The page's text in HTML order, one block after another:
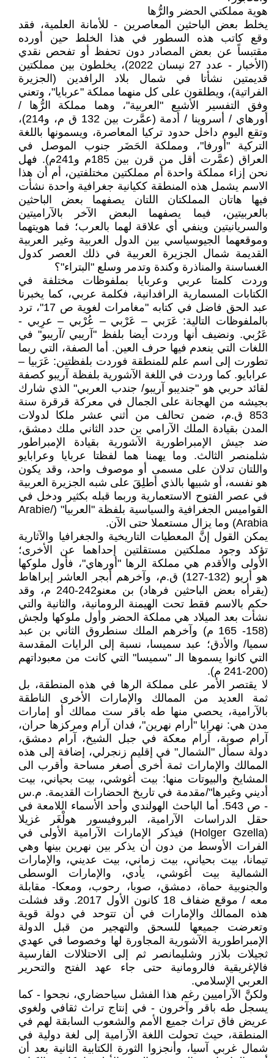
هوية مملكتي الحضر والرُّها
يخلط بعض الباحثين المعاصرين - للأمانة العلمية، فقد
وقع كاتب هذه السطور في هذا الخلط حين أورده
مقتبساً عن بعض المصادر دون تحفظ أو تفحص نقدي
(الأخبار - عدد 27 نيسان 2022)، يخلطون بين مملكتين
قديمتين نشأتا في شمال بلاد الرافدين (الجزيرة
الفراتية)، ويطلقون على كل منهما مملكة "عربايا"، وتعني
وفق التفسير الأشيع "العربية"، وهما مملكة الرُّها /
أورهاي / أسروينا / أدمة (عمَّرت بين 132 ق م، و214)،
وتقع اليوم داخل حدود تركيا المعاصرة، ويسمونها باللغة
التركية "أورفا"، ومملكة الحَضَر جنوب الموصل في
العراق (عمَّرت أقل من قرن بين 185م و241م). فهل
نحن إزاء مملكة واحدة أم مملكتين مختلفتين، أم أن هذا
الاسم يشمل هذه المنطقة ككيانية جغرافية واحدة نشأت
فيها هاتان المملكتان اللتان يصفهما بعض الباحثين
بالعربيتين، فيما يصفهما البعض الآخر بالآراميتين
والسريانيتين وينفي أي علاقة لهما بالعرب؛ فما هويتهما
وموقعهما الجيوسياسي بين الدول العربية وغير العربية
القديمة شمال الجزيرة العربية في ذلك العصر كدول
الغساسنة والمناذرة وكندة وتدمر وسلع "البتراء"؟
وردت كلمتا عربي وعربايا بملفوظات مختلفة في
الكتابات المسمارية الرافدانية، فكلمة عربي، كما يخبرنا
عبد الحق فاضل في كتابه "مغامرات لغوية ص 17"، ترد
بالملفوظات التالية: عَرَبي – عَرْبي – عُرْبي – عرِبي -
عَرُبي. ونضيف أنها وردت أيضا بلفظ "آريبي /آريبو" في
اللغات التي ينعدم فيها حرف العين. أما الصفة، التي ربما
تطورت إلى اسم علم للمنطقة فوردت بلفظتين: عَرَبيا –
عرابايو. كما وردت في اللغة الآشورية بلفظة آريبو كصفة
لقائد حربي هو "جنديبو آريبو/ جندب العربي" الذي شارك
بجيشه من الهجانة على الجمال في معركة قرقرة سنة
853 ق.م، ضمن تحالف من أثني عشر ملكا لدولات
المدن بقيادة الملك الآرامي بن حدد الثاني ملك دمشق،
ضد جيش الإمبراطورية الآشورية بقيادة الإمبراطور
شلمنصر الثالث. وما يهمنا هما لفظتا عربايا وعرابايو
واللتان تدلان على مسمى أو موصوف واحد، وقد يكون
هو نفسه، أو شبيها بالذي أطلِقَ على شبه الجزيرة العربية
في عصر الفتوح الاستعمارية وربما قبله بكثير ودخل في
القواميس الجغرافية والسياسية بلفظة "العربيا" (Arabie/
Arabia) وما يزال مستعملا حتى الآن.
يمكن القول إنَّ المعطيات التاريخية والجغرافيا والآثارية
تؤكد وجود مملكتين مستقلتين إحداهما عن الأخرى؛
الأولى والأقدم هي مملكة الرها "أورهاي"، فأول ملوكها
هو أريو (132-127) ق.م، وآخرهم أبجر العاشر إبراهاط
(يقرأه بعض الباحثين فرهاد) بن معنو242-240 م، وقد
حكم بالاسم فقط تحت الهيمنة الرومانية، والثانية والتي
نشأت بعد الميلاد هي مملكة الحضر وأول ملوكها ولجش
(158- 165 م) وآخرهم الملك سنطروق الثاني بن عبد
سميا/ والأدق؛ عبد سميسا، نسبة إلى الرايات المقدسة
التي كانوا يسموها الـ "سميسا" التي كانت من معبوداتهم
(200-241 م).
لا يقتصر الأمر على مملكة الرها في هذه المنطقة، بل
ثمة العديد من الممالك والإمارات الأخرى الناطقة
بالآرامية، يحصي منها طه باقر ست ممالك أو إمارات
مدن هي: نهرايا "أرام نهرين"، فدان آرام ومركزها حران،
آرام صوبة، آرام معكة في جبل الشيخ، آرام دمشق،
دولة سمأل "الشمال" في إقليم زنجرلي، إضافة إلى هذه
الممالك والإمارات ثمة أخرى أصغر مساحة وأقرب الى
المشايخ والبيوتات منها: بيت أغوشي، بيت بحياني، بيت
أديني وغيرها"/مقدمة في تاريخ الحضارات القديمة. م.س
- ص 543. أما الباحث الهولندي وأحد الأسماء اللامعة في
حقل الدراسات الآرامية، البروفيسور هولْغَر غزيلا
(Holger Gzella) فيذكر الإمارات الآرامية الأولى في
الفرات الأوسط من دون أن يذكر بين نهرين بينها وهي
تيمانا، بيت بحياني، بيت زماني، بيت عديني، والإمارات
الشمالية بيت أغوشي، يأدي، والإمارات الوسطى
والجنوبية حماة، دمشق، صوبا، رحوب، ومعكا- مقابلة
معه / موقع ضفاف 18 كانون الأول 2017. وقد فشلت
هذه الممالك والإمارات في أن تتوحد في دولة قوية
وتعرضت جميعها للسحق والتهجير من قبل الدولة
الإمبراطورية الآشورية المجاورة لها وخصوصا في عهدي
ثجيلات بلازر وشليمانصر ثم إلى الاحتلالات الفارسية
فالإغريقية فالرومانية حتى جاء عهد الفتح والتحرير
العربي الإسلامي.
ولكنَّ الآراميين رغم هذا الفشل سياحضاري، نجحوا - كما
يسجل طه باقر وآخرون - في إنتاج تراث ثقافي ولغوي
عريض فاق تراث جميع الأمم والشعوب السابقة لهم في
المنطقة، حيث تحولت اللغة الآرامية إلى لغة دولية في
شمال غربي آسيا، وأنجزوا الثورة الكتابية الثانية بعد أن